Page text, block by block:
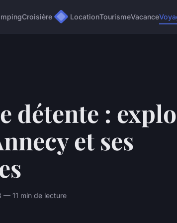
Croisière LocationTourismeVacance
détente :
et ses
11 min de lecture